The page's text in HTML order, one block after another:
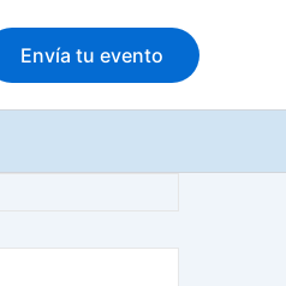
Envía tu evento